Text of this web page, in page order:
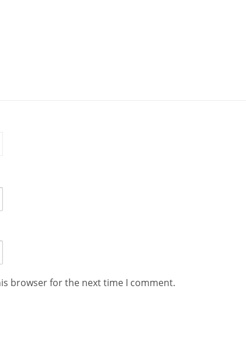
browser for the next time I comment.